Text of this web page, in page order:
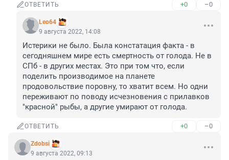
ОТВЕТИТЬ +0 –0
Leo64
9 августа 2022, 14:08
Истерики не было. Была констатация факта - в
сегодняшнем мире есть смертность от голода. Не в
СПб - в других местах. Это при том что, если
поделить производимое на планете
продовольствие поровну, то хватит всем. Но одни
переживают по поводу исчезновения с прилавков
"красной" рыбы, а другие умирают от голода.
ОТВЕТИТЬ +0 –0
Zdobsi
9 августа 2022, 09:13